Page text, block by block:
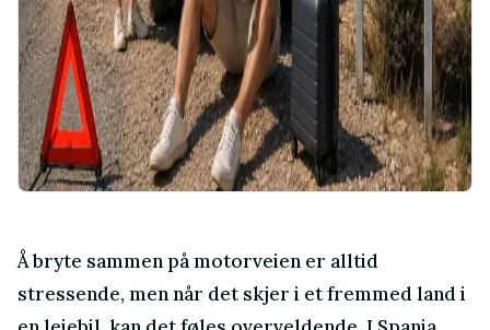
Å bryte sammen på motorveien er alltid
stressende, men når det skjer i et fremmed land i